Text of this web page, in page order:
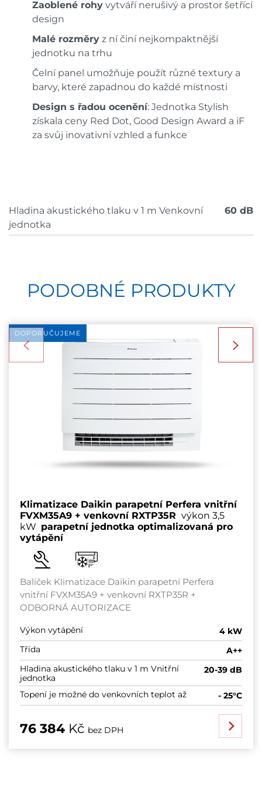
Hladina akustického tlaku v 1 m Venkovní
jednotka
60 dB
Zaoblené rohy vytváří nerušivý a prostor šetřící
design
Malé rozměry z ní činí nejkompaktnější
jednotku na trhu
Čelní panel umožňuje použít různé textury a
barvy, které zapadnou do každé místnosti
Design s řadou ocenění: Jednotka Stylish
získala ceny Red Dot, Good Design Award a iF
za svůj inovativní vzhled a funkce
PODOBNÉ PRODUKTY
DOPORUČUJEME
Klimatizace Daikin parapetní Perfera vnitřní
FVXM35A9 + venkovní RXTP35R výkon 3,5
kW parapetní jednotka optimalizovaná pro
vytápění
Balíček Klimatizace Daikin parapetní Perfera
vnitřní FVXM35A9 + venkovní RXTP35R +
ODBORNÁ AUTORIZACE
Výkon vytápění
4 kW
Třída
A++
Hladina akustického tlaku v 1 m Vnitřní
jednotka
20-39 dB
Topení je možné do venkovních teplot až - 25°C
76 384 Kč bez DPH